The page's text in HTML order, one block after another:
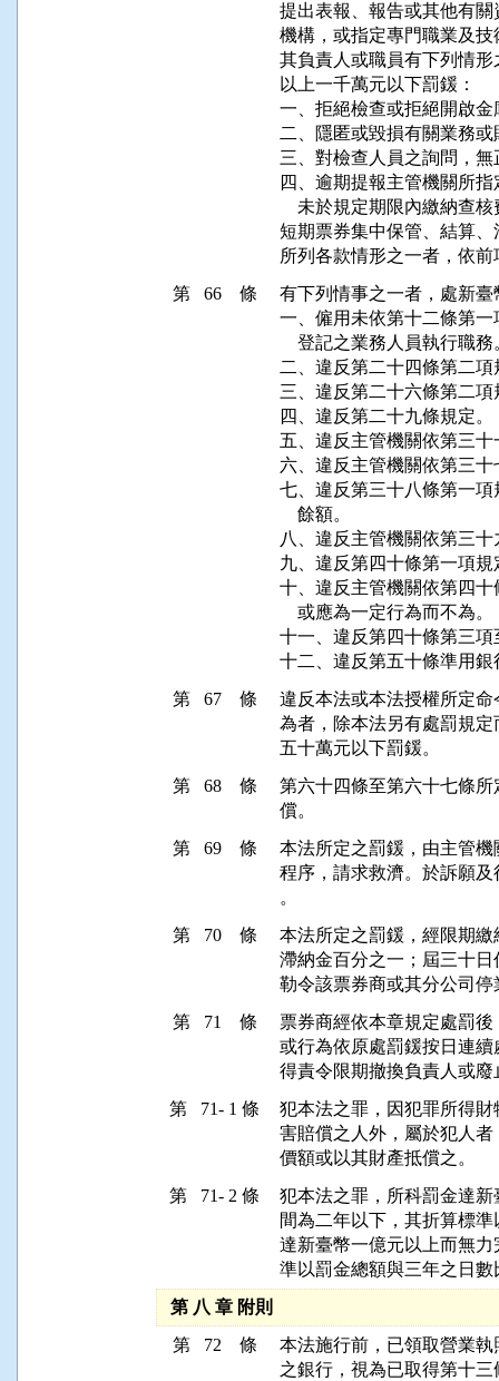
提出表報、報告或其他有
機構，或指定專門職業及
其負責人或職員有下列情
以上一千萬元以下罰鍰：
一、拒絕檢查或拒絕開啟
二、隱匿或毀損有關業務
三、對檢查人員之詢問，
四、逾期提報主管機關所
未於規定期限內繳納查
短期票券集中保管、結算
所列各款情形之一者，依
第 66 條
有下列情事之一者，處新
一、僱用未依第十二條第
登記之業務人員執行職務
二、違反第二十四條第二項
三、違反第二十六條第二項
四、違反第二十九條規定。
五、違反主管機關依第三
六、違反主管機關依第三
七、違反第三十八條第一
    餘額。
八、違反主管機關依第三
九、違反第四十條第一項規
十、違反主管機關依第四
    或應為一定行為而不為。
十一、違反第四十條第三
第 67 條
違反本法或本法授權所定
為者，除本法另有處罰規
五十萬元以下罰鍰。
第 68 條
第六十四條至第六十七條
償。
第 69 條
本法所定之罰鍰，由主管
程序，請求救濟。於訴願
。
第 70 條
本法所定之罰鍰，經限期
滯納金百分之一；屆三十
勒令該票券商或其分公司停
第 71 條
票券商經依本章規定處罰
或行為依原處罰鍰按日連
得責令限期撤換負責人或廢
第 71- 1 條
犯本法之罪，因犯罪所得
害賠償之人外，屬於犯人
價額或以其財產抵償之。
第 71- 2 條
犯本法之罪，所科罰金達
間為二年以下，其折算標
達新臺幣一億元以上而無
準以罰金總額與三年之日數
第 八 章 附則
第 72 條
本法施行前，已領取營業
之銀行，視為已取得第十